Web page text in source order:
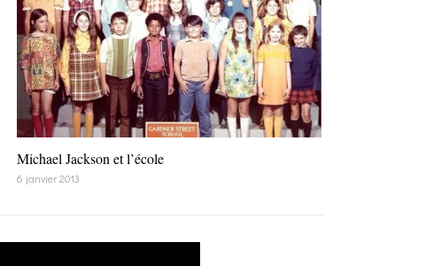
Michael Jackson et l’école
6 janvier 2013